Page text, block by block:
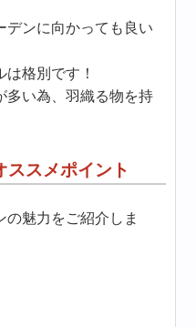
デンに向かっても良い
格別です！
多い為、羽織る物を持
ススメポイント
魅力をご紹介しま